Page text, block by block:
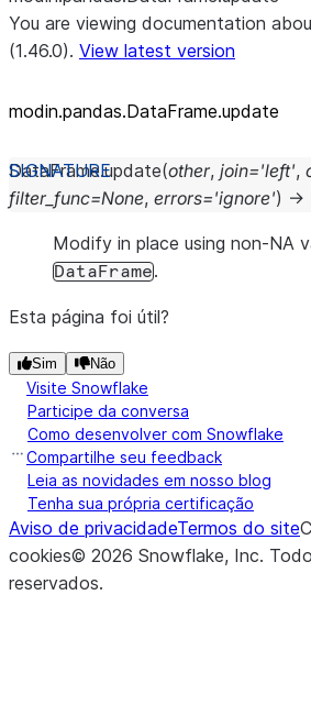
You are viewing documentation
(1.46.0). View latest version
modin.pandas.DataFrame.update
DataFrame.update(other, join='left',
filter_func=None, errors='ignore') →
Modify in place using non-NA
DataFrame.
Esta página foi útil?
Sim Não
Visite Snowflake
Participe da conversa
Como desenvolver com Snowflake
Compartilhe seu feedback
Leia as novidades em nosso blog
Tenha sua própria certificação
Aviso de privacidadeTermos do site
cookies© 2026 Snowflake, Inc.
reservados.